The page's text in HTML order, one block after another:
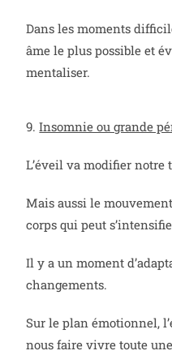
Dans les moments
âme le plus possible et
mentaliser.
9.Insomnie ou grande
L’éveil va modifier notre
Mais aussi le
corps qui peut
Il y a un moment
changements.
Sur le plan émotionnel,
nous faire vivre toute